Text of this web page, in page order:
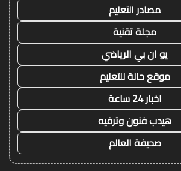
مصادر التعليم
مجلة تقنية
يو ان بي الرياضي
موقع حالة للتعليم
اخبار 24 ساعة
هيدب فنون وترفيه
صحيفة العالم